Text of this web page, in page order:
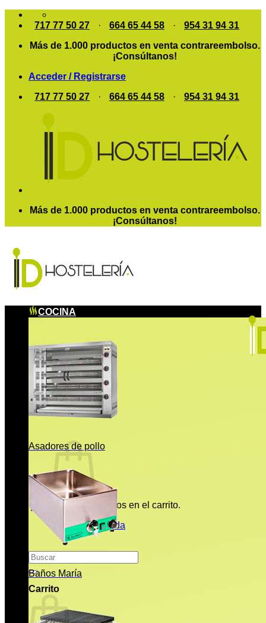
Saltar
717 77 50 27 · 664 65 44 58 ·
954 31 94 31
Más de 1.000 productos en venta contrareembolso.
¡Consúltanos!
Acceder / Registrarse
717 77 50 27
· 664 65 44 58 · 954 31 94 31
Más de 1.000 productos en venta contrareembolso.
¡Consúltanos!
No hay productos en el carrito.
Volver a la tienda
Buscar
por:
Carrito
COCINA
Asadores de pollo
Baños María